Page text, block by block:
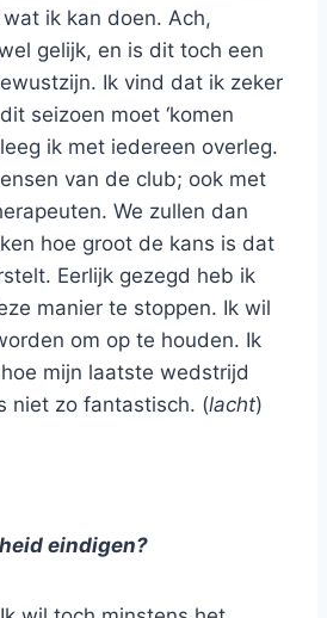
ik kan doen. Ach,
gelijk, en is dit toch een
Ik vind dat ik zeker
seizoen moet ‘komen
ik met iedereen overleg.
van de club; ook met
We zullen dan
hoe groot de kans is dat
Eerlijk gezegd heb ik
manier te stoppen. Ik wil
om op te houden. Ik
mijn laatste wedstrijd
niet zo fantastisch. (lacht)
eindigen?